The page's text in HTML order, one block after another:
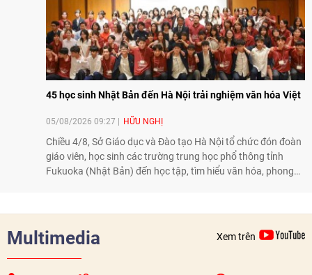
45 học sinh Nhật Bản đến Hà Nội trải nghiệm văn hóa Việt
05/08/2026 09:27 HỮU NGHỊ
Chiều 4/8, Sở Giáo dục và Đào tạo Hà Nội tổ chức đón đoàn
giáo viên, học sinh các trường trung học phổ thông tỉnh
Fukuoka (Nhật Bản) đến học tập, tìm hiểu văn hóa, phong
Multimedia Xem trên